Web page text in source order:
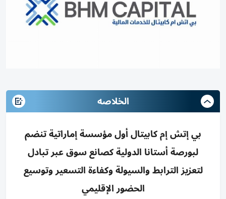
الخلاصه
بي إتش إم كابيتال أول مؤسسة إماراتية تنضم
لبورصة أستانا الدولية كصانع سوق عبر تبادل
لتعزيز الترابط والسيولة وكفاءة التسعير وتوسيع
الحضور الإقليمي